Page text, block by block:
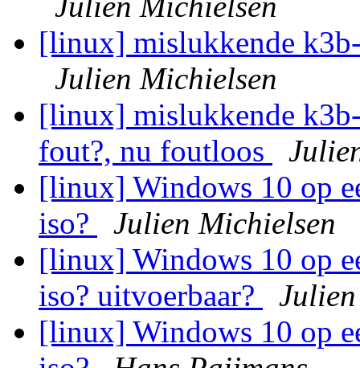
[linux] mislukkende
Julien Michielsen
[linux] mislukkende
fout?, nu foutloos
[linux] Windows 10 op
iso?
Julien Michielsen
[linux] Windows 10 op
iso? uitvoerbaar?
[linux] Windows 10 op